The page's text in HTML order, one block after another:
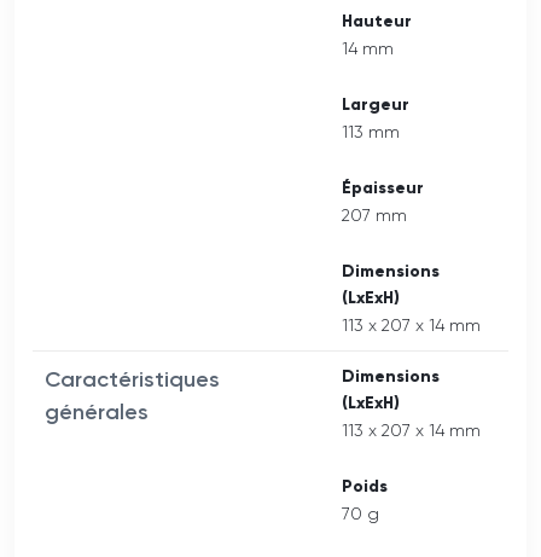
Hauteur
14 mm
Largeur
113 mm
Épaisseur
207 mm
Dimensions
(LxExH)
113 x 207 x 14 mm
Caractéristiques
générales
Dimensions
(LxExH)
113 x 207 x 14 mm
Poids
70 g